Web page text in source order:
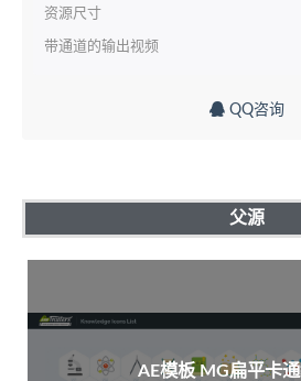
资源尺寸
带通道的输出视频
QQ咨询
父源
AE模板 MG扁平卡